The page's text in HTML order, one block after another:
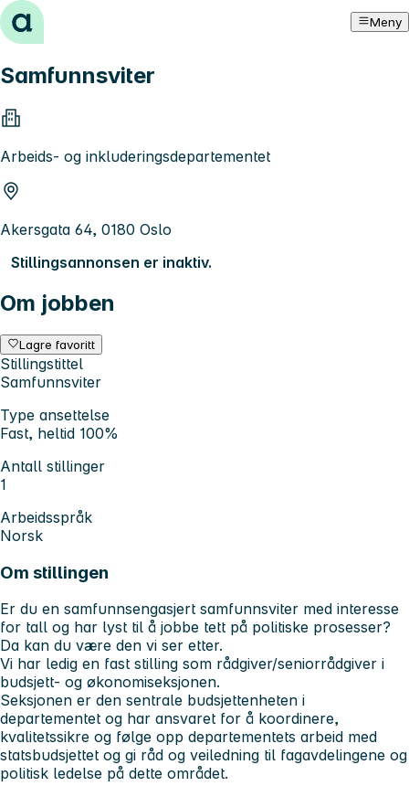
Hopp til innhold Meny
Samfunnsviter
Arbeids- og inkluderingsdepartementet
Akersgata 64, 0180 Oslo
Stillingsannonsen er inaktiv.
Om jobben
Lagre favoritt
Stillingstittel
Samfunnsviter
Type ansettelse
Fast, heltid 100%
Antall stillinger
1
Arbeidsspråk
Norsk
Om stillingen
Er du en samfunnsengasjert samfunnsviter med interesse
for tall og har lyst til å jobbe tett på politiske prosesser?
Da kan du være den vi ser etter.
Vi har ledig en fast stilling som rådgiver/seniorrådgiver i
budsjett- og økonomiseksjonen.
Seksjonen er den sentrale budsjettenheten i
departementet og har ansvaret for å koordinere,
kvalitetssikre og følge opp departementets arbeid med
statsbudsjettet og gi råd og veiledning til fagavdelingene og
politisk ledelse på dette området.